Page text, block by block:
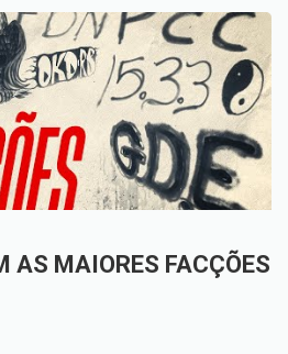
AS MAIORES FACÇÕES